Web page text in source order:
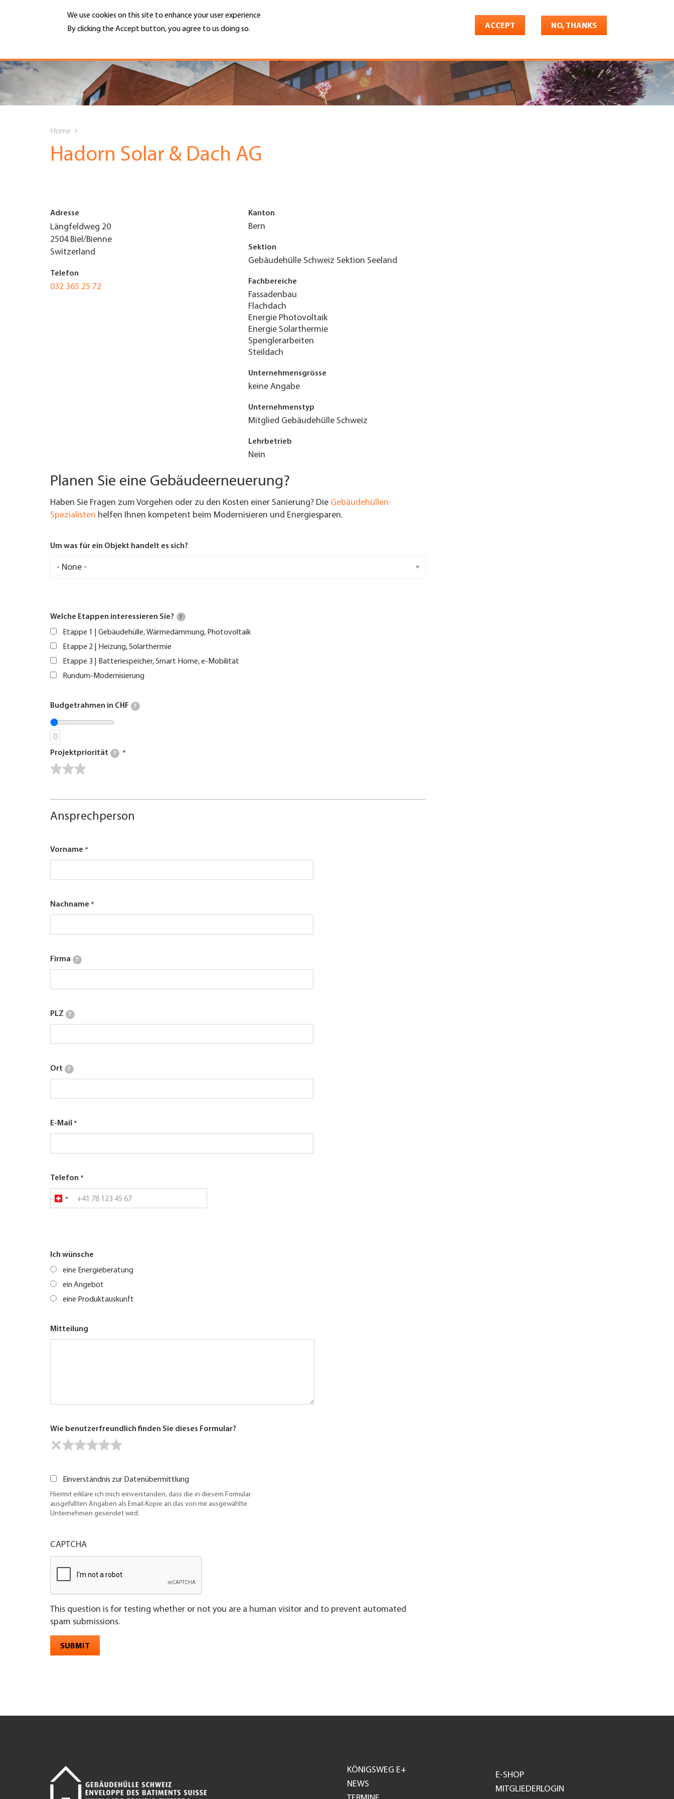
We use cookies on this site to enhance your user experience
By clicking the Accept button, you agree to us doing so.
ACCEPT NO, THANKS
Hauptnavigation
PORTRAIT
DIENSTLEISTUNGEN
JOBS & KARRIERE
UNTERNEHMEN FINDEN
FACHZEITSCHRIFT
MENU
Top
Menu
are
Home
Hadorn Solar & Dach AG
Adresse
Längfeldweg 20
2504 Biel/Bienne
Switzerland
Telefon
032 365 25 72
Kanton
Bern
Sektion
Gebäudehülle Schweiz Sektion Seeland
Fachbereiche
Fassadenbau
Flachdach
Energie Photovoltaik
Energie Solarthermie
Spenglerarbeiten
Steildach
Unternehmensgrösse
keine Angabe
Unternehmenstyp
Mitglied Gebäudehülle Schweiz
Lehrbetrieb
Nein
Planen Sie eine Gebäudeerneuerung?
Haben Sie Fragen zum Vorgehen oder zu den Kosten einer Sanierung? Die Gebäudehüllen-
Spezialisten helfen Ihnen kompetent beim Modernisieren und Energiesparen.
Um was für ein Objekt handelt es sich?
Welche Etappen interessieren Sie? ?
Etappe 1 | Gebäudehülle, Wärmedämmung, Photovoltaik
Etappe 2 | Heizung, Solarthermie
Etappe 3 | Batteriespeicher, Smart Home, e-Mobilität
Rundum-Modernisierung
Budgetrahmen in CHF ?
0
Projektpriorität ?
Ansprechperson
Vorname
Nachname
Firma ?
PLZ ?
Ort ?
E-Mail
Telefon
Ich wünsche
eine Energieberatung
ein Angebot
eine Produktauskunft
Mitteilung
Wie benutzerfreundlich finden Sie dieses Formular?
Einverständnis zur Datenübermittlung
Hiermit erkläre ich mich einverstanden, dass die in diesem Formular
ausgefüllten Angaben als Email-Kopie an das von mir ausgewählte
Unternehmen gesendet wird.
CAPTCHA
This question is for testing whether or not you are a human visitor and to prevent automated
spam submissions.
SUBMIT
Footer
KÖNIGSWEG E+
NEWS
E-SHOP
MITGLIEDERLOGIN